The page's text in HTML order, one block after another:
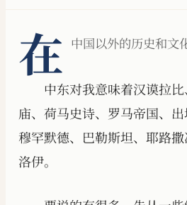
在 中国以外的历史和文
中东对我意味着汉谟拉
庙、荷马史诗、罗马帝国、出
穆罕默德、巴勒斯坦、耶路
洛伊。